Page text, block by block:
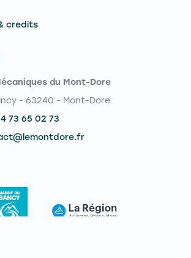
credits
du Mont-Dore
- 63240 - Mont-Dore
73 65 02 73